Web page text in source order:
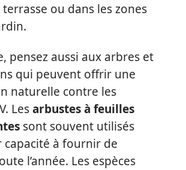
ou dans les zones
pensez aussi aux arbres et
qui peuvent offrir une
naturelle contre les
Lesarbustes à feuilles
sont souvent utilisés
capacité à fournir de
l’année. Les espèces